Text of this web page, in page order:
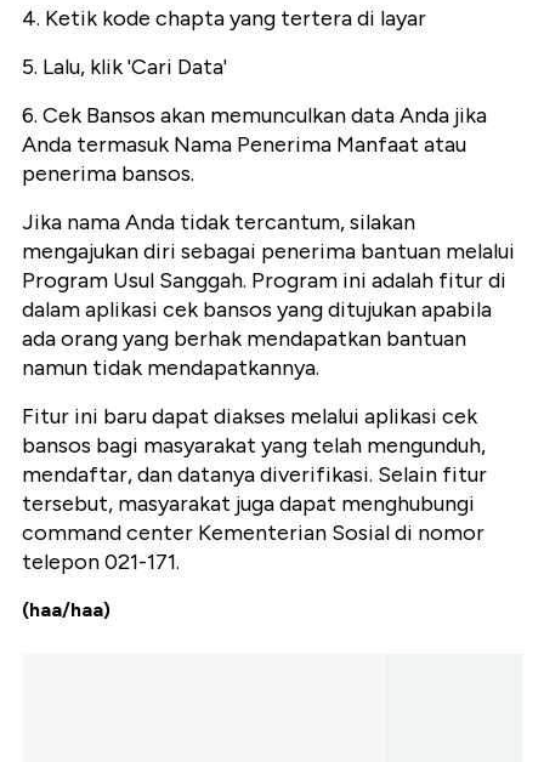
4. Ketik kode chapta yang tertera di layar
5. Lalu, klik 'Cari Data'
6. Cek Bansos akan memunculkan data Anda jika
Anda termasuk Nama Penerima Manfaat atau
penerima bansos.
Jika nama Anda tidak tercantum, silakan
mengajukan diri sebagai penerima bantuan melalui
Program Usul Sanggah. Program ini adalah fitur di
dalam aplikasi cek bansos yang ditujukan apabila
ada orang yang berhak mendapatkan bantuan
namun tidak mendapatkannya.
Fitur ini baru dapat diakses melalui aplikasi cek
bansos bagi masyarakat yang telah mengunduh,
mendaftar, dan datanya diverifikasi. Selain fitur
tersebut, masyarakat juga dapat menghubungi
command center Kementerian Sosial di nomor
telepon 021-171.
(haa/haa)